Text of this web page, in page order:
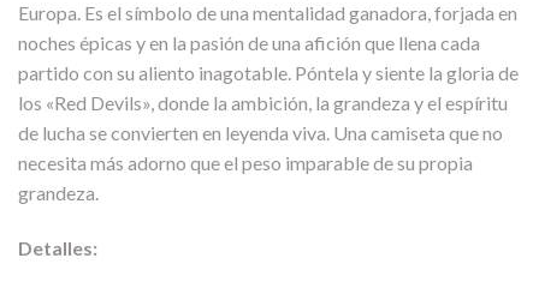
Europa. Es el símbolo de una mentalidad ganadora, forjada en
noches épicas y en la pasión de una afición que llena cada
partido con su aliento inagotable. Póntela y siente la gloria de
los «Red Devils», donde la ambición, la grandeza y el espíritu
de lucha se convierten en leyenda viva. Una camiseta que no
necesita más adorno que el peso imparable de su propia
grandeza.
Detalles: